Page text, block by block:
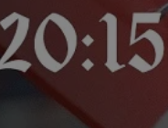
internetowej.